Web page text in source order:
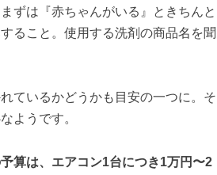
ずは『赤ちゃんがいる』ときちんと
ること。使用する洗剤の商品名を聞
ているかどうかも目安の一つに。そ
ようです。
算は、エアコン1台につき1万円〜2